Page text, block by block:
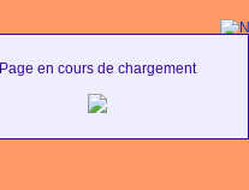
Page en cours de chargement